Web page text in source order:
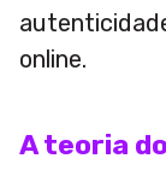
online.
A teoria